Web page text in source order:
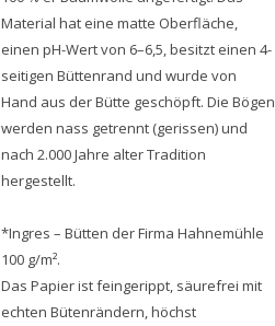
Material hat eine matte Oberfläche,
einen pH-Wert von 6–6,5, besitzt einen 4-
seitigen Büttenrand und wurde von
Hand aus der Bütte geschöpft. Die Bögen
werden nass getrennt (gerissen) und
nach 2.000 Jahre alter Tradition
hergestellt.
*Ingres – Bütten der Firma Hahnemühle
100 g/m².
Das Papier ist feingerippt, säurefrei mit
echten Bütenrändern, höchst